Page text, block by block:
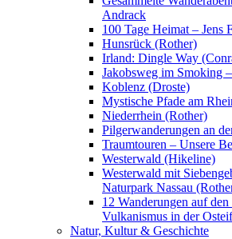
Andrack
100 Tage Heimat – Jens
Hunsrück (Rother)
Irland: Dingle Way
Jakobsweg im Smoking
Koblenz (Droste)
Mystische Pfade am
Niederrhein (Rother)
Pilgerwanderungen an
Traumtouren – Unsere
Westerwald (Hikeline)
Westerwald mit
Naturpark Nassau
12 Wanderungen auf den
Vulkanismus in der
Natur, Kultur & Geschichte